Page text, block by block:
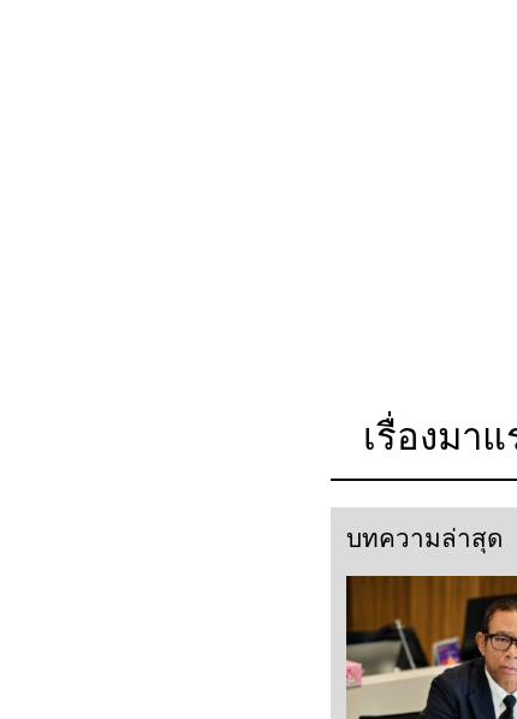
เรื่องมา
บทความล่าสุด